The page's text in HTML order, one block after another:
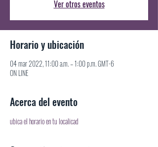
Ver otros eventos
Horario y ubicación
04 mar 2022, 11:00 a.m. – 1:00 p.m. GMT-6
ON LINE
Acerca del evento
ubica el horario en tu localicad